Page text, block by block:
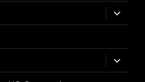
öffnen
öffnen